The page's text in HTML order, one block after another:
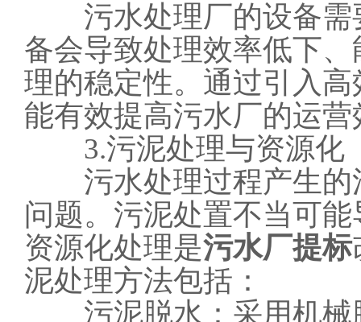
污水处理厂的设备需
备会导致处理效率低下
理的稳定性。通过引入
能有效提高污水厂的运营
3.污泥处理与资源化
污水处理过程产生的
问题。污泥处置不当可
资源化处理是污水厂提标
泥处理方法包括：
污泥脱水：采用机械